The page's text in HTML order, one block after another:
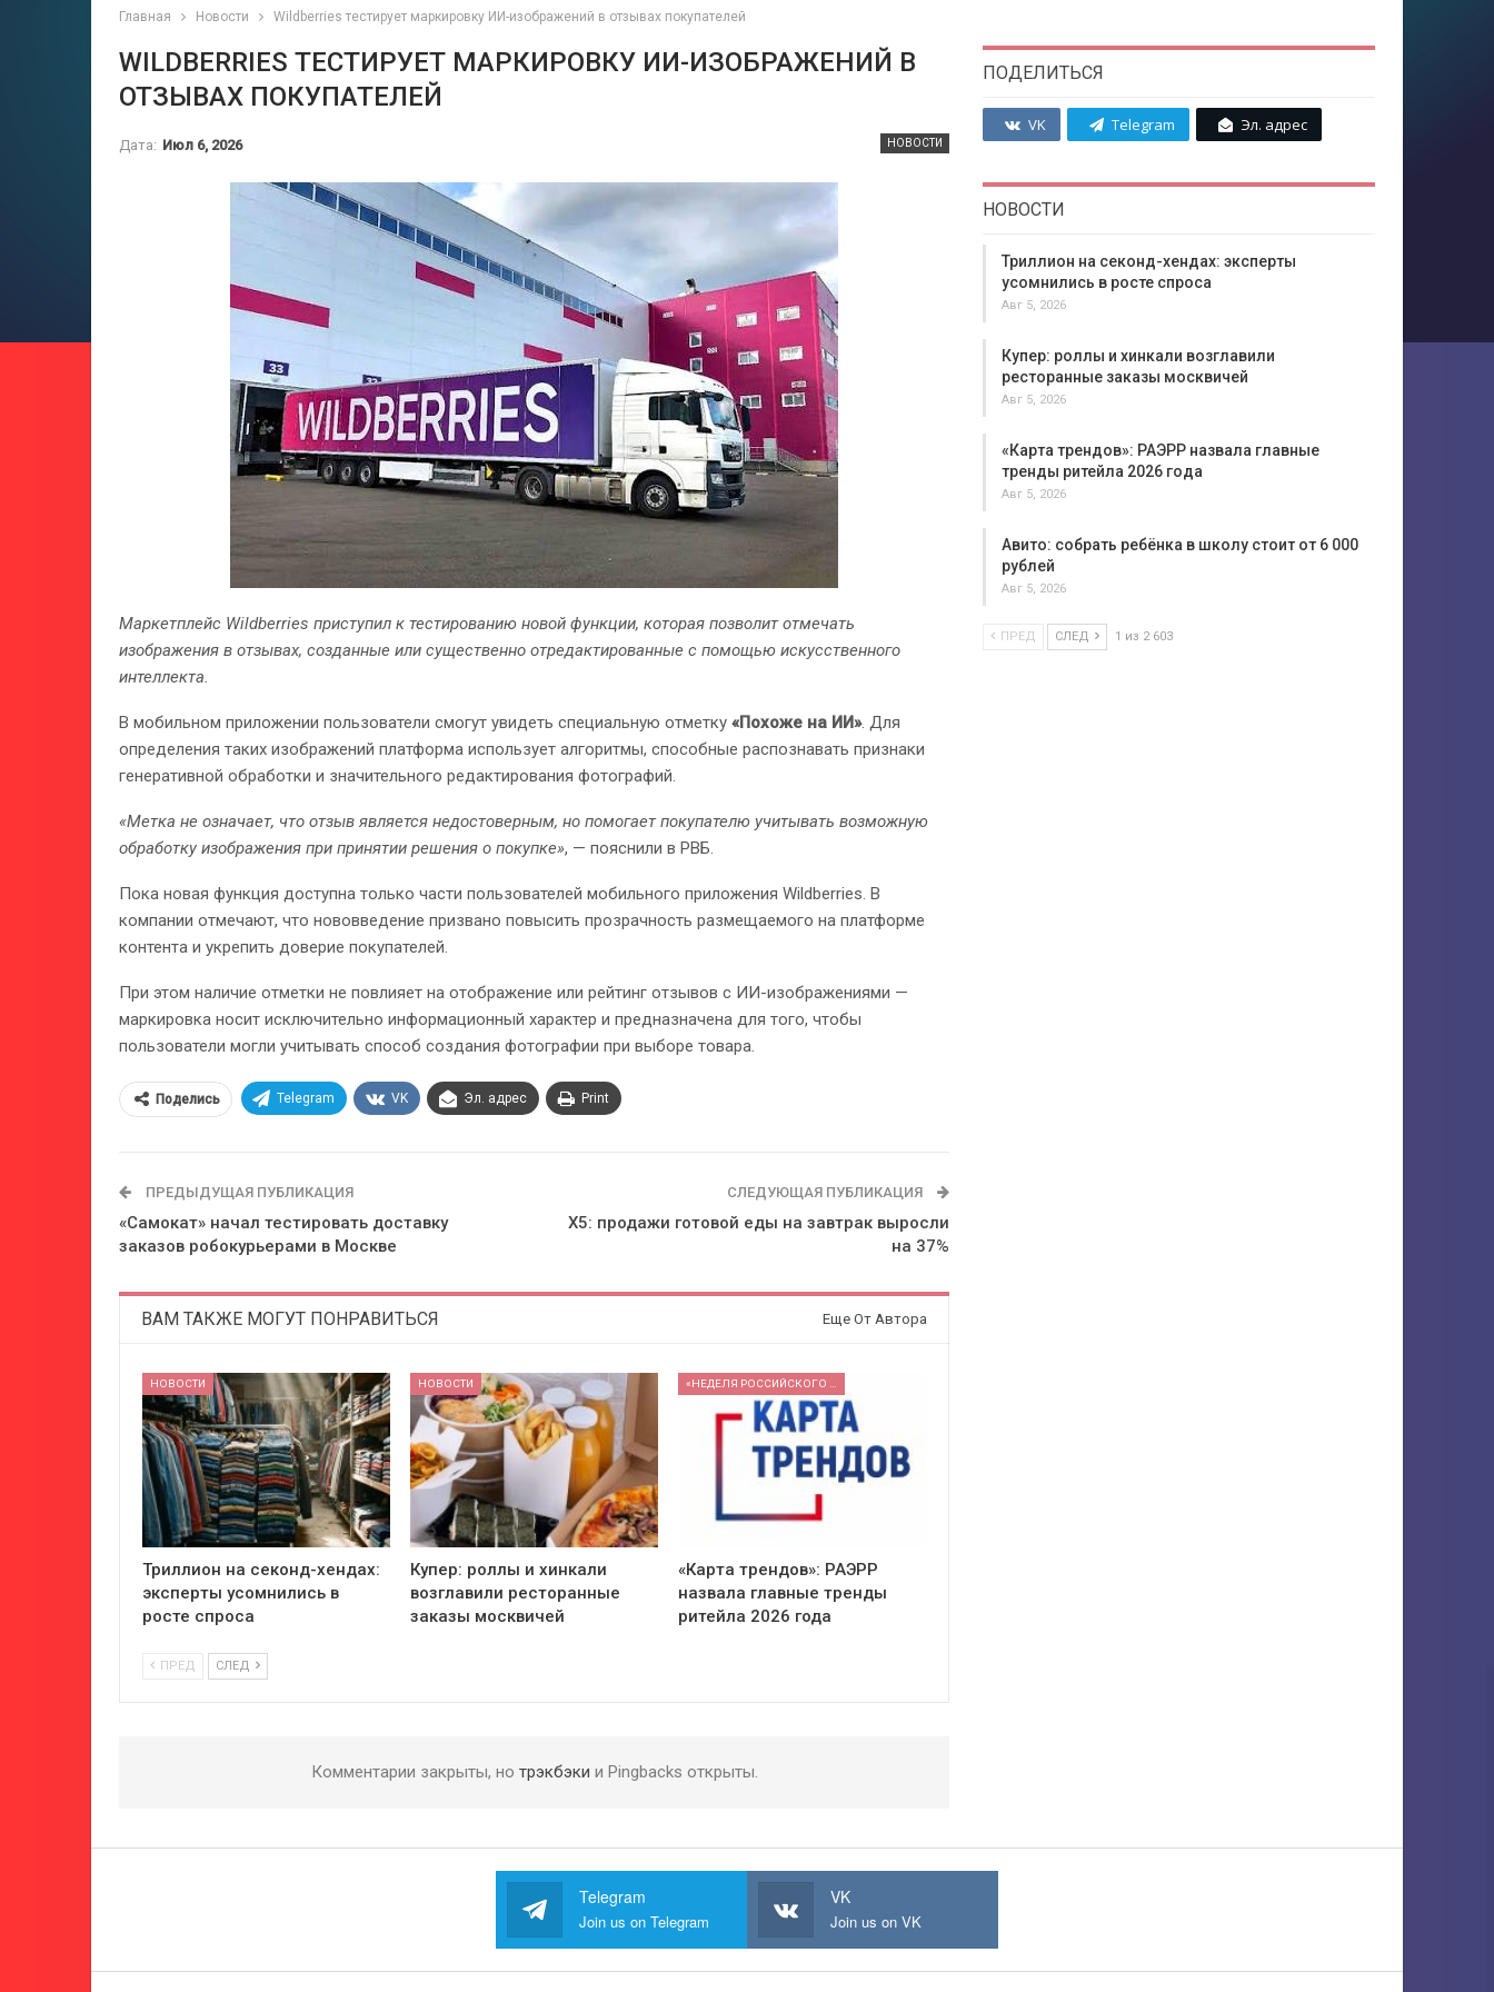
Главная Новости Wildberries тестирует маркировку ИИ-изображений в отзывах покупателей
WILDBERRIES ТЕСТИРУЕТ МАРКИРОВКУ ИИ-ИЗОБРАЖЕНИЙ В
ОТЗЫВАХ ПОКУПАТЕЛЕЙ
НОВОСТИ
Дата: Июл 6, 2026
Маркетплейс Wildberries приступил к тестированию новой функции, которая позволит отмечать
изображения в отзывах, созданные или существенно отредактированные с помощью искусственного
интеллекта.
В мобильном приложении пользователи смогут увидеть специальную отметку «Похоже на ИИ». Для
определения таких изображений платформа использует алгоритмы, способные распознавать признаки
генеративной обработки и значительного редактирования фотографий.
«Метка не означает, что отзыв является недостоверным, но помогает покупателю учитывать возможную
обработку изображения при принятии решения о покупке», — пояснили в РВБ.
Пока новая функция доступна только части пользователей мобильного приложения Wildberries. В
компании отмечают, что нововведение призвано повысить прозрачность размещаемого на платформе
контента и укрепить доверие покупателей.
При этом наличие отметки не повлияет на отображение или рейтинг отзывов с ИИ-изображениями —
маркировка носит исключительно информационный характер и предназначена для того, чтобы
пользователи могли учитывать способ создания фотографии при выборе товара.
Поделись Telegram VK Эл. адрес Print
ПРЕДЫДУЩАЯ ПУБЛИКАЦИЯ
«Самокат» начал тестировать доставку
заказов робокурьерами в Москве
СЛЕДУЮЩАЯ ПУБЛИКАЦИЯ
X5: продажи готовой еды на завтрак выросли
на 37%
ВАМ ТАКЖЕ МОГУТ ПОНРАВИТЬСЯ Еще От Автора
НОВОСТИ
Триллион на секонд-хендах:
эксперты усомнились в
росте спроса
НОВОСТИ
Купер: роллы и хинкали
возглавили ресторанные
заказы москвичей
«НЕДЕЛЯ РОССИЙСКОГО РИТЕЙЛА» 2026
«Карта трендов»: РАЭРР
назвала главные тренды
ритейла 2026 года
ПРЕД СЛЕД
Комментарии закрыты, но трэкбэки и Pingbacks открыты.
ПОДЕЛИТЬСЯ
VK Telegram Эл. адрес
НОВОСТИ
Триллион на секонд-хендах: эксперты
усомнились в росте спроса
Авг 5, 2026
Купер: роллы и хинкали возглавили
ресторанные заказы москвичей
Авг 5, 2026
«Карта трендов»: РАЭРР назвала главные
тренды ритейла 2026 года
Авг 5, 2026
Авито: собрать ребёнка в школу стоит от 6 000
рублей
Авг 5, 2026
ПРЕД СЛЕД 1 из 2 603
Telegram
Join us on Telegram
VK
Join us on VK